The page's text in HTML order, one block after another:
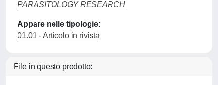
PARASITOLOGY RESEARCH
Appare nelle tipologie:
01.01 - Articolo in rivista
File in questo prodotto: